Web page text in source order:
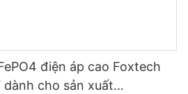
điện áp cao Foxtech
dành cho sản xuất